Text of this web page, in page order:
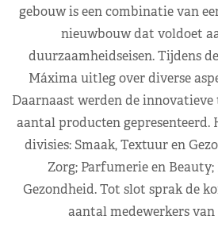
gebouw is een combinatie van
nieuwbouw dat voldoet
duurzaamheidseisen. Tijdens
Máxima uitleg over diverse
Daarnaast werden de innovatieve
aantal producten
divisies: Smaak, Textuur en
Zorg; Parfumerie en
Gezondheid. Tot slot sprak de
aantal medewerkers